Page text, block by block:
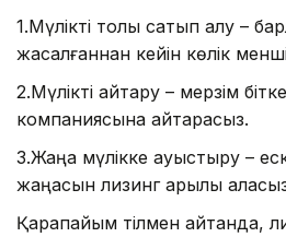
1.Мүлікті толық сатып алу –
жасалғаннан кейін көлік
2.Мүлікті қайтару – мерзім
компаниясына қайтарасыз.
3.Жаңа мүлікке ауыстыру –
жаңасын лизинг арқылы
Қарапайым тілмен айтқанда,